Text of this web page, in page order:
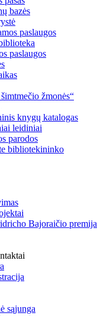
bazės
paslaugos
paslaugos
žmonės“
knygų katalogas
leidiniai
parodos
bibliotekininko
Bajoraičio premija
sąjunga